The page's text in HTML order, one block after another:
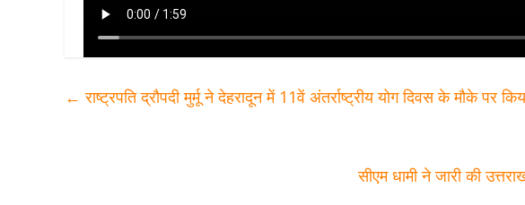
← राष्ट्रपति द्रौपदी मुर्मू ने देहरादून में 11वें अंतर्राष्ट्रीय योग दिवस के मौके पर
सीएम धामी ने जारी की